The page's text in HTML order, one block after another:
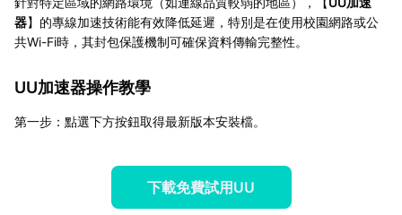
器】的專線加速技術能有效降低延遲，特別是在使用校園網路或公
共Wi-Fi時，其封包保護機制可確保資料傳輸完整性。
UU加速器操作教學
第一步：點選下方按鈕取得最新版本安裝檔。
下載免費試用UU